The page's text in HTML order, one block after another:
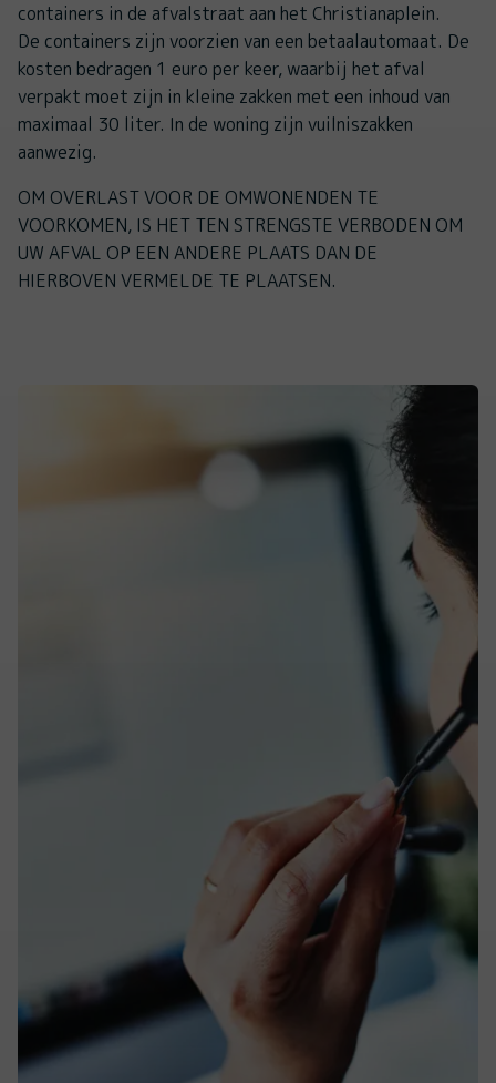
containers in de afvalstraat aan het Christianaplein.
De containers zijn voorzien van een betaalautomaat. De
kosten bedragen 1 euro per keer, waarbij het afval
verpakt moet zijn in kleine zakken met een inhoud van
maximaal 30 liter. In de woning zijn vuilniszakken
aanwezig.
OM OVERLAST VOOR DE OMWONENDEN TE
VOORKOMEN, IS HET TEN STRENGSTE VERBODEN OM
UW AFVAL OP EEN ANDERE PLAATS DAN DE
HIERBOVEN VERMELDE TE PLAATSEN.